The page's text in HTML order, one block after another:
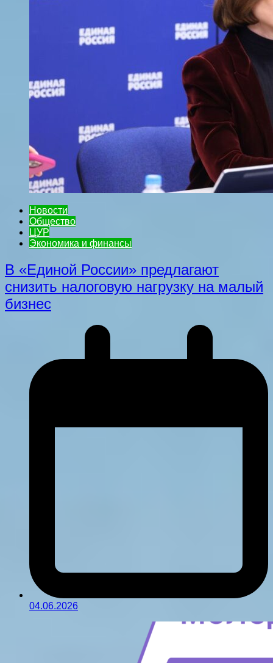
Новости
Общество
ЦУР
Экономика и финансы
В «Единой России» предлагают
снизить налоговую нагрузку на малый
бизнес
04.06.2026